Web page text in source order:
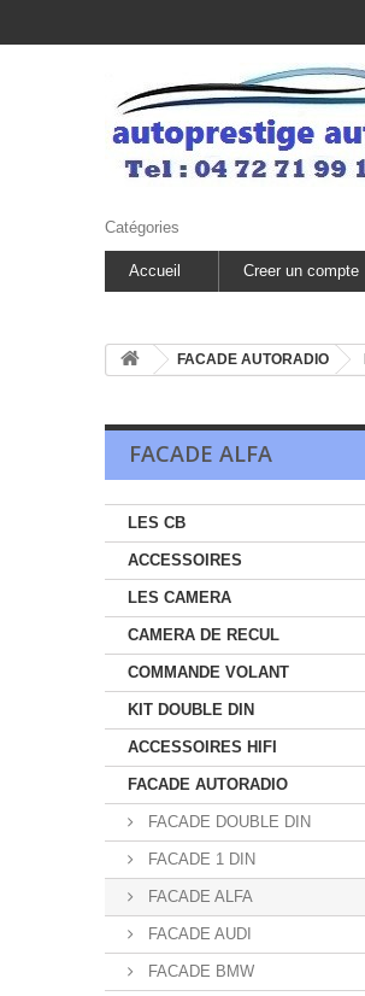
Catégories
Accueil Creer un compte
FACADE AUTORADIO
FACADE ALFA
LES CB
ACCESSOIRES
LES CAMERA
CAMERA DE RECUL
COMMANDE VOLANT
KIT DOUBLE DIN
ACCESSOIRES HIFI
FACADE AUTORADIO
FACADE DOUBLE DIN
FACADE 1 DIN
FACADE ALFA
FACADE AUDI
FACADE BMW